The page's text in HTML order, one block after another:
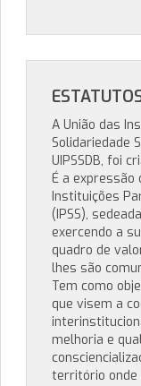
A União das
Solidariedade
UIPSSDB, foi
É a expressão
Instituições
(IPSS),
exercendo a
quadro de
lhes são
Tem como
que visem a
melhoria e
território onde